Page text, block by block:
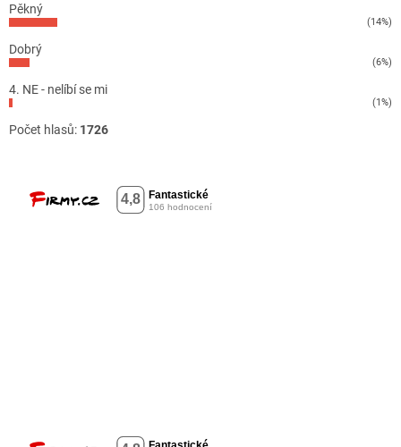
Pěkný
(14%)
Dobrý
(6%)
4. NE - nelíbí se mi
(1%)
Počet hlasů: 1726